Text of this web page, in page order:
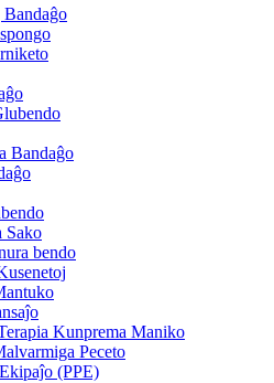
Bandaĝo
Sako
bendo
Kunprema Maniko
Peceto
(PPE)